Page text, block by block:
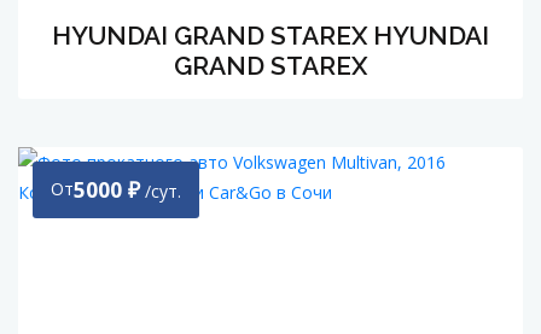
HYUNDAI GRAND STAREX HYUNDAI
GRAND STAREX
От5000 ₽ /сут.